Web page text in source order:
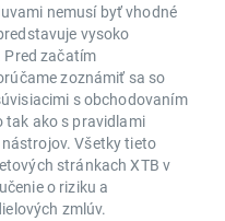
nemusí byť vhodné
vysoko
začatím
zoznámiť sa so
s obchodovaním
tak ako s pravidlami
Všetky tieto
stránkach XTB v
o riziku a
zmlúv.